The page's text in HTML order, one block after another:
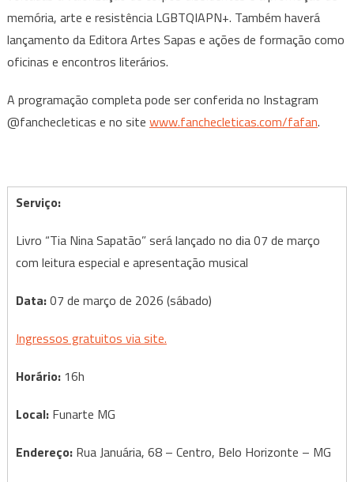
memória, arte e resistência LGBTQIAPN+. Também haverá
lançamento da Editora Artes Sapas e ações de formação como
oficinas e encontros literários.
A programação completa pode ser conferida no Instagram
@fanchecleticas e no site www.fanchecleticas.com/fafan.
Serviço:
Livro “Tia Nina Sapatão” será lançado no dia 07 de março
com leitura especial e apresentação musical
Data:07 de março de 2026 (sábado)
Ingressos gratuitos via site.
Horário: 16h
Local:Funarte MG
Endereço: Rua Januária, 68 – Centro, Belo Horizonte – MG